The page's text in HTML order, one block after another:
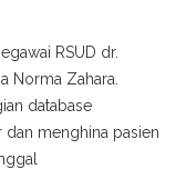
RSUD dr.
Norma Zahara.
database
dan menghina pasien